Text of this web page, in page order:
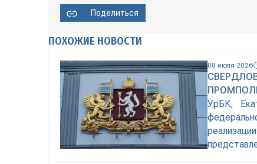
Поделиться
ПОХОЖИЕ НОВОСТИ
08 июля 2026
УрБК,